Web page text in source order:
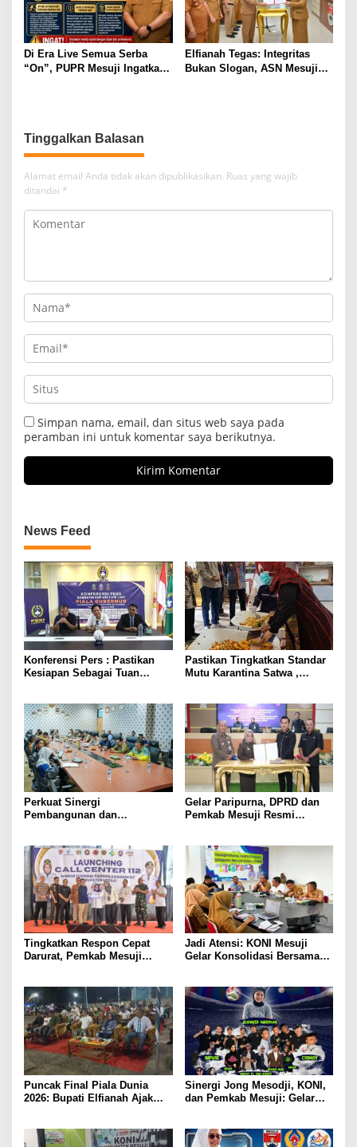
Di Era Live Semua Serba
“On”, PUPR Mesuji Ingatkan
Elfianah Tegas: Integritas
Bukan Slogan, ASN Mesuji
Tinggalkan Balasan
Alamat email Anda tidak akan dipublikasikan. Ruas yang wajib
ditandai *
Simpan nama, email, dan situs web saya pada
peramban ini untuk komentar saya berikutnya.
News Feed
Konferensi Pers : Pastikan
Kesiapan Sebagai Tuan
Soeratin Cup Piala Gubernur
Lampung
Pastikan Tingkatkan Standar
Mutu Karantina Satwa ,
Pengolahan Pangan PT
Biomedika Nusantara Indah
Mesuji
Perkuat Sinergi
Pembangunan dan
Forkopimda
Gelar Paripurna, DPRD dan
Pemkab Mesuji Resmi
2025
Tingkatkan Respon Cepat
Darurat, Pemkab Mesuji
Jadi Atensi: KONI Mesuji
Gelar Konsolidasi Bersama
Sarana Training Center Para
Atlet Daerah
Puncak Final Piala Dunia
2026: Bupati Elfianah Ajak
Sinergi Jong Mesodji, KONI,
dan Pemkab Mesuji: Gelar
Hiburan Menyatukan